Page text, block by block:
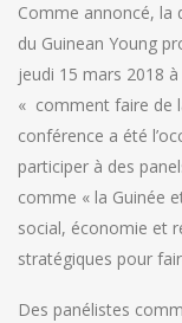
Comme annoncé, la
du Guinean Young
jeudi 15 mars 2018
« comment faire de
conférence a été
participer à des
comme « la Guinée
social, économie et
stratégiques pour
Des panélistes